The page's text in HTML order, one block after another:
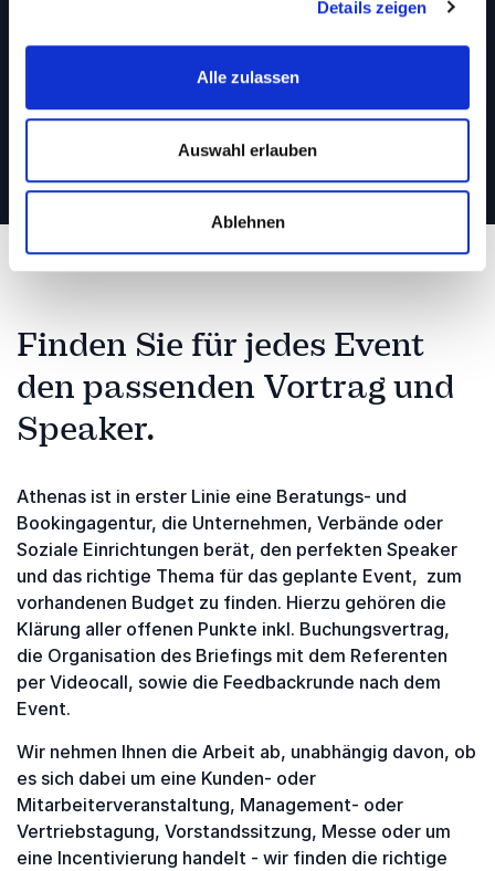
Details zeigen
Alle zulassen
Auswahl erlauben
Ablehnen
Rufen Sie uns an: 0451 – 8118 9100
Finden Sie für jedes Event
den passenden Vortrag und
Speaker.
Athenas ist in erster Linie eine Beratungs- und
Bookingagentur, die Unternehmen, Verbände oder
Soziale Einrichtungen berät, den perfekten Speaker
und das richtige Thema für das geplante Event, zum
vorhandenen Budget zu finden. Hierzu gehören die
Klärung aller offenen Punkte inkl. Buchungsvertrag,
die Organisation des Briefings mit dem Referenten
per Videocall, sowie die Feedbackrunde nach dem
Event.
Wir nehmen Ihnen die Arbeit ab, unabhängig davon, ob
es sich dabei um eine Kunden- oder
Mitarbeiterveranstaltung, Management- oder
Vertriebstagung, Vorstandssitzung, Messe oder um
eine Incentivierung handelt - wir finden die richtige